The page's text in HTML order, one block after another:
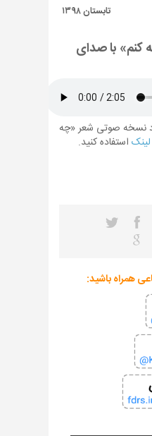
تابستان ۱۳۹۸
با صدای
نسخه صوتی شعر «چه
استفاده کنید.
همراه باشید: